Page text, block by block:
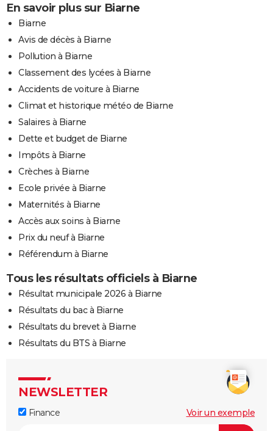
En savoir plus sur Biarne
Biarne
Avis de décès à Biarne
Pollution à Biarne
Classement des lycées à Biarne
Accidents de voiture à Biarne
Climat et historique météo de Biarne
Salaires à Biarne
Dette et budget de Biarne
Impôts à Biarne
Crèches à Biarne
Ecole privée à Biarne
Maternités à Biarne
Accès aux soins à Biarne
Prix du neuf à Biarne
Référendum à Biarne
Tous les résultats officiels à Biarne
Résultat municipale 2026 à Biarne
Résultats du bac à Biarne
Résultats du brevet à Biarne
Résultats du BTS à Biarne
NEWSLETTER
Finance Voir un exemple